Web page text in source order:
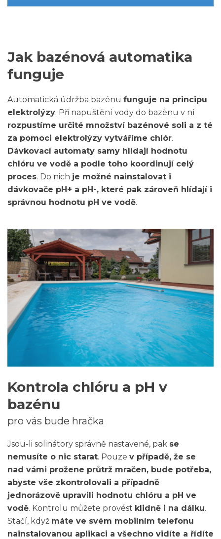
Jak bazénová automatika
funguje
Automatická údržba bazénu funguje na principu
elektrolýzy. Při napuštění vody do bazénu v ní
rozpustíme určité množství bazénové soli a z té
za pomoci elektrolýzy vytváříme chlór.
Dávkovací automaty samy hlídají hodnotu
chlóru ve vodě a podle toho koordinují celý
proces. Do nich je možné nainstalovat i
dávkovače pH+ a pH-, které pak zároveň hlídají i
správnou hodnotu pH ve vodě.
Kontrola chlóru a pH v
bazénu
pro vás bude hračka
Jsou-li solinátory správně nastavené, pak se
nemusíte o nic starat. Pouze v případě, že se
nad vámi prožene průtrž mračen, bude potřeba,
abyste vše zkontrolovali a případně
jednorázově upravili hodnotu chlóru a pH ve
vodě. Kontrolu můžete provést klidně i na dálku.
Stačí, když máte ve svém mobilním telefonu
nainstalovanou aplikaci a všechno vidíte a řídíte